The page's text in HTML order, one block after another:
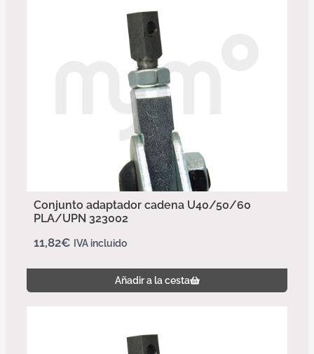
Conjunto adaptador cadena U40/50/60
PLA/UPN 323002
11,82€ IVA incluido
Añadir a la cesta